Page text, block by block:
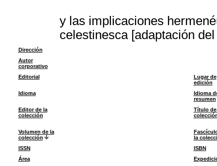
y las implicaciones
celestinesca [adaptación
Dirección
Autor
corporativo
Editorial
Lugar de
edición
Idioma
Idioma
resumen
Editor de la
colección
Título de
Volumen de la
colección
la
ISSN
ISBN
Área